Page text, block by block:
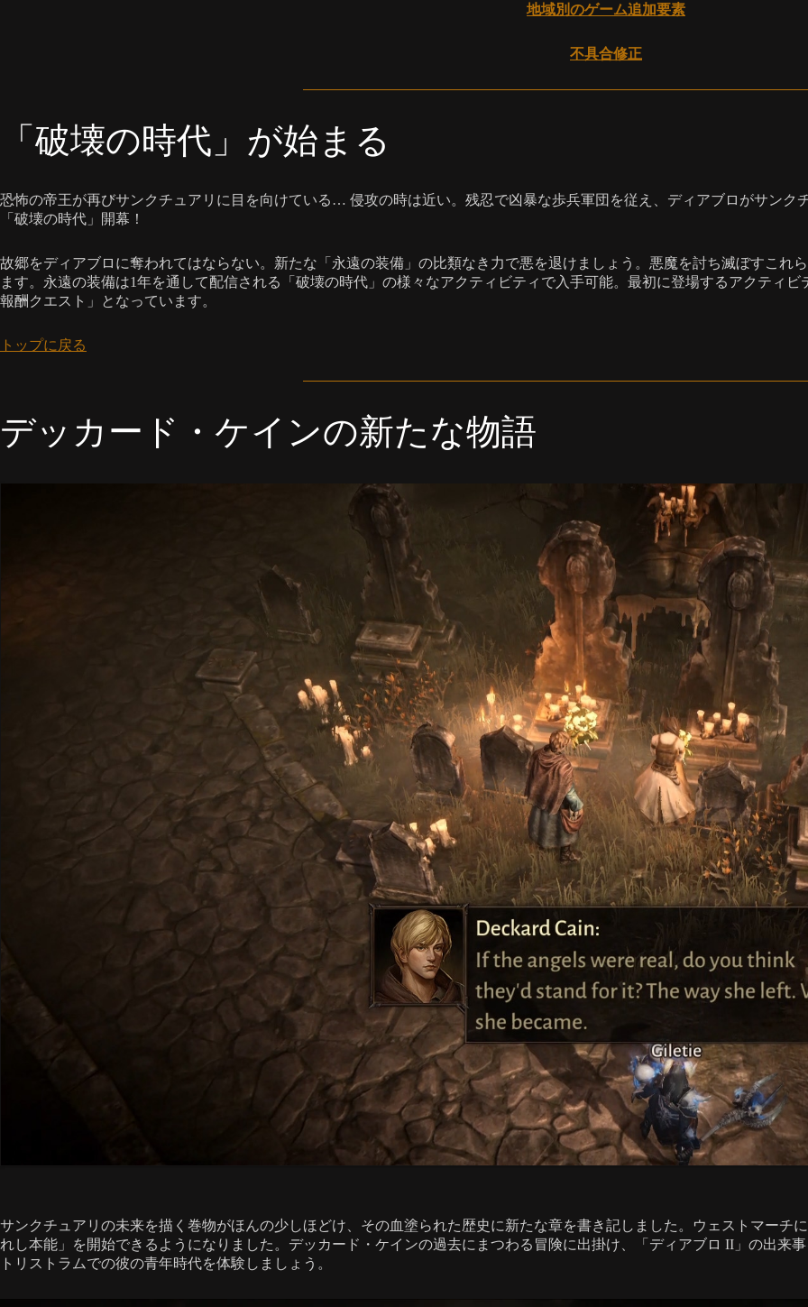
地域別のゲーム追加要素
不具合修正
「破壊の時代」が始まる
恐怖の帝王が再びサンクチュアリに目を向けている… 侵攻の時は近い。残忍で凶暴な歩兵軍団を従え、ディアブロがサンク
「破壊の時代」開幕！
故郷をディアブロに奪われてはならない。新たな「永遠の装備」の比類なき力で悪を退けましょう。悪魔を討ち滅ぼすこれ
ます。永遠の装備は1年を通して配信される「破壊の時代」の様々なアクティビティで入手可能。最初に登場するアクティ
報酬クエスト」となっています。
トップに戻る
デッカード・ケインの新たな物語
サンクチュアリの未来を描く巻物がほんの少しほどけ、その血塗られた歴史に新たな章を書き記しました。ウェストマーチ
れし本能」を開始できるようになりました。デッカード・ケインの過去にまつわる冒険に出掛け、「ディアブロ II」の出来
トリストラムでの彼の青年時代を体験しましょう。